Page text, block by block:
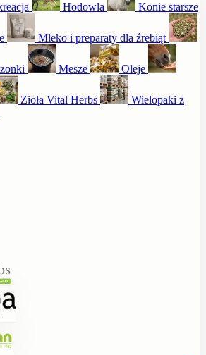
Hodowla Konie starsze
Mleko i preparaty dla źrebiąt
Mesze Oleje
Zioła Vital Herbs
Wielopaki z